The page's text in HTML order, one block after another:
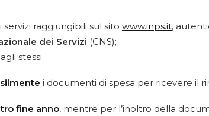
raggiungibili sul sito www.inps.it,
dei Servizi (CNS);
stessi.
i documenti di spesa per ricevere il
fine anno, mentre per l’inoltro della